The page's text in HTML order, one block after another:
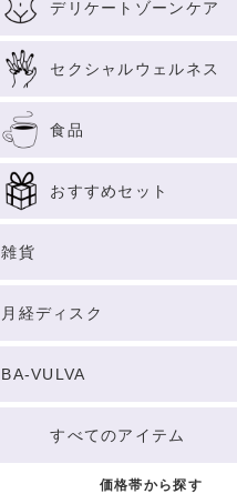
デリケートゾーンケア
セクシャルウェルネス
食品
おすすめセット
雑貨
月経ディスク
BA-VULVA
すべてのアイテム
価格帯から探す